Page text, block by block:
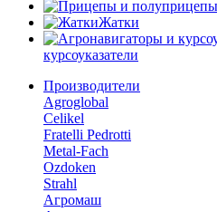
Жатки
курсоуказатели
Производители
Agroglobal
Celikel
Fratelli Pedrotti
Metal-Fach
Ozdoken
Strahl
Агромаш